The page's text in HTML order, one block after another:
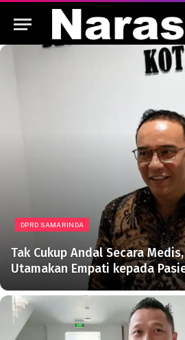
DPRD SAMARINDA
Tak Cukup Andal Secara
Utamakan Empati kepada